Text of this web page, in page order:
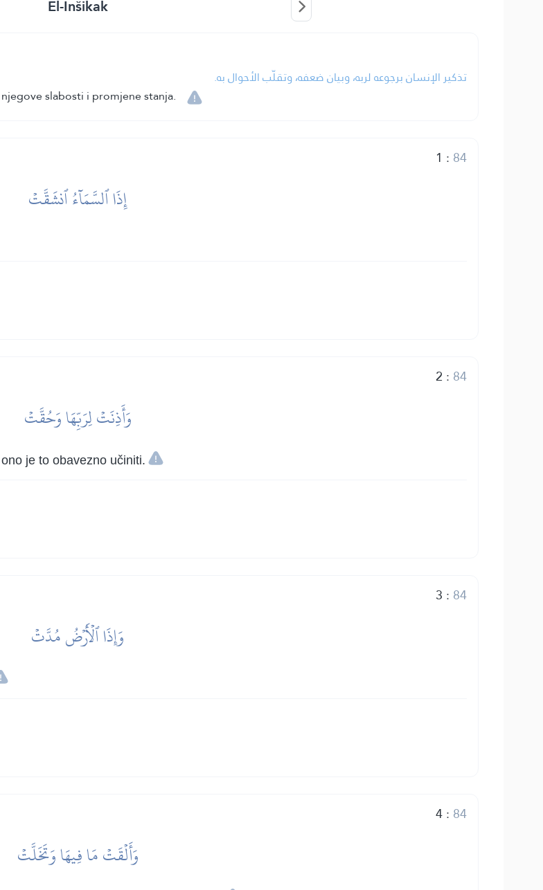
El-Inšikak
تذكير الإنسان برجوعه لربه، وبيان ضعفه، وتقلّب الأحوال به.
slabosti i promjene stanja.
1 : 84
إِذَا ٱلسَّمَآءُ ٱنشَقَّتۡ
2 : 84
وَأَذِنَتۡ لِرَبِّهَا وَحُقَّتۡ
je to obavezno učiniti.
3 : 84
وَإِذَا ٱلۡأَرۡضُ مُدَّتۡ
4: 84
وَأَلۡقَتۡ مَا فِيهَا وَتَخَلَّتۡ